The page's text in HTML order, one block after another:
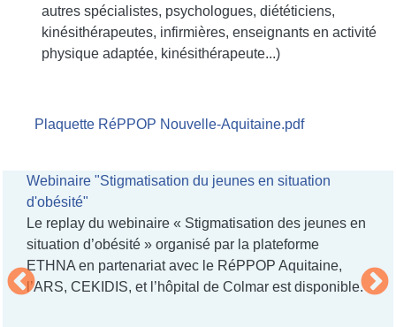
autres spécialistes, psychologues, diététiciens,
kinésithérapeutes, infirmières, enseignants en activité
physique adaptée, kinésithérapeute...)
Document
Plaquette RéPPOP Nouvelle-Aquitaine.pdf
Webinaire "Stigmatisation du jeunes en situation
d'obésité"
Le replay du webinaire « Stigmatisation des jeunes en
situation d’obésité » organisé par la plateforme
ETHNA en partenariat avec le RéPPOP Aquitaine,
l’ARS, CEKIDIS, et l’hôpital de Colmar est disponible.